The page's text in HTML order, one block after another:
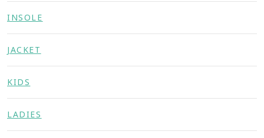
INSOLE
JACKET
KIDS
LADIES